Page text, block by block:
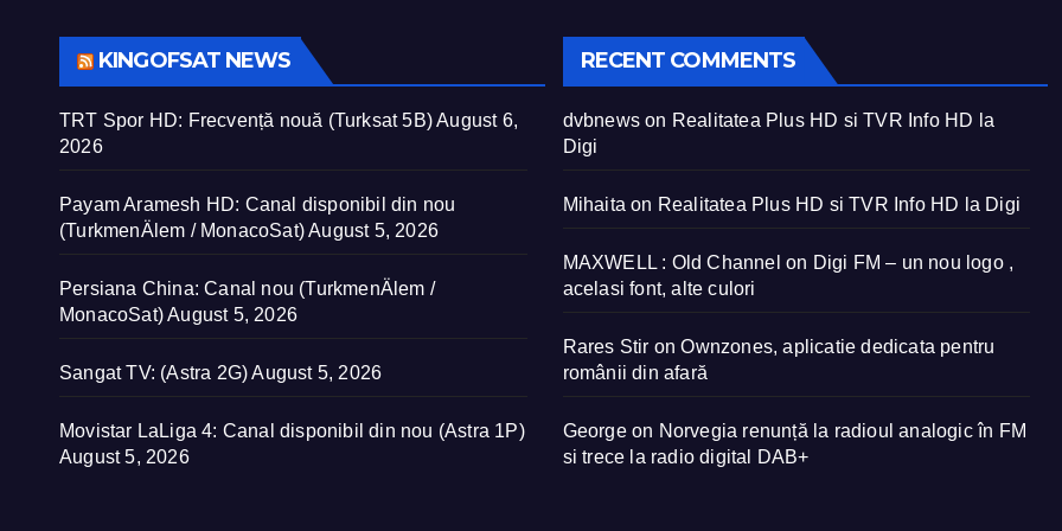
KINGOFSAT NEWS
TRT Spor HD: Frecvență nouă (Turksat 5B)August 6,
2026
Payam Aramesh HD: Canal disponibil din nou
(TurkmenÄlem / MonacoSat)August 5, 2026
Persiana China: Canal nou (TurkmenÄlem /
MonacoSat)August 5, 2026
Sangat TV: (Astra 2G) August 5, 2026
Movistar LaLiga 4: Canal disponibil din nou (Astra 1P)
August 5, 2026
RECENT COMMENTS
dvbnews on Realitatea Plus HD si TVR Info HD la
Digi
Mihaita on Realitatea Plus HD si TVR Info HD la Digi
MAXWELL : Old Channel on Digi FM – un nou logo ,
acelasi font, alte culori
Rares Stir onOwnzones, aplicatie dedicata pentru
românii din afară
Georgeon Norvegia renunță la radioul analogic în FM
si trece la radio digital DAB+